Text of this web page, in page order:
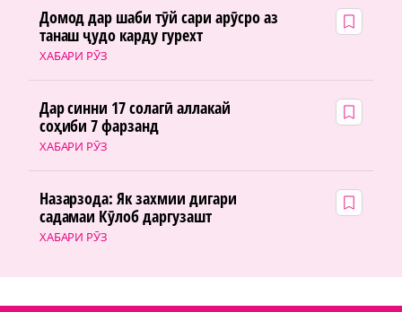
ХАБАРИ РӮЗ
Домод дар шаби тӯй сари арӯсро аз
танаш ҷудо карду гурехт
ХАБАРИ РӮЗ
Дар синни 17 солагӣ аллакай
соҳиби 7 фарзанд
ХАБАРИ РӮЗ
Назарзода: Як захмии дигари
садамаи Кӯлоб даргузашт